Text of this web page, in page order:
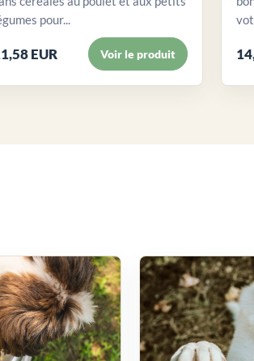
pour...
EUR Voir le produit